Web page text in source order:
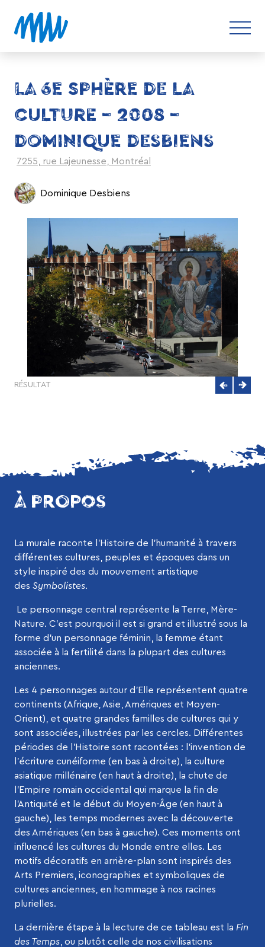
LA 6E SPHÈRE DE LA
CULTURE – 2008 –
DOMINIQUE DESBIENS
7255, rue Lajeunesse, Montréal
Dominique Desbiens
RÉSULTAT
À PROPOS
La murale raconte l’Histoire de l’humanité à travers
différentes cultures, peuples et époques dans un
style inspiré des du mouvement artistique
des Symbolistes.
Le personnage central représente la Terre, Mère-
Nature. C’est pourquoi il est si grand et illustré sous la
forme d’un personnage féminin, la femme étant
associée à la fertilité dans la plupart des cultures
anciennes.
Les 4 personnages autour d’Elle représentent quatre
continents (Afrique, Asie, Amériques et Moyen-
Orient), et quatre grandes familles de cultures qui y
sont associées, illustrées par les cercles. Différentes
périodes de l’Histoire sont racontées : l’invention de
l’écriture cunéiforme (en bas à droite), la culture
asiatique millénaire (en haut à droite), la chute de
l’Empire romain occidental qui marque la fin de
l’Antiquité et le début du Moyen-Âge (en haut à
gauche), les temps modernes avec la découverte
des Amériques (en bas à gauche). Ces moments ont
influencé les cultures du Monde entre elles. Les
motifs décoratifs en arrière-plan sont inspirés des
Arts Premiers, iconographies et symboliques de
cultures anciennes, en hommage à nos racines
plurielles.
La dernière étape à la lecture de ce tableau est la Fin
des Temps , ou plutôt celle de nos civilisations